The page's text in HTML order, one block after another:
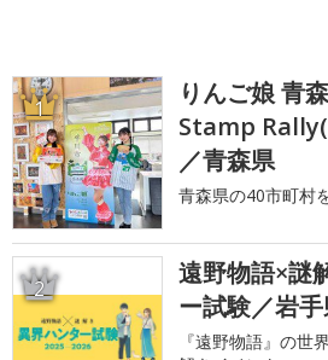
1
りんご娘 青
Stamp
／青森県
青森県の40市町村
2
遠野物語×謎
ー試験／岩
『遠野物語』の世